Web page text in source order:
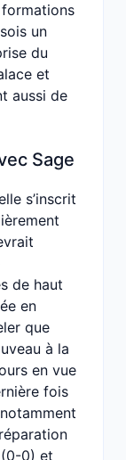
un
du
et
aussi de
Sage
s’inscrit
de haut
en
que
à la
en vue
fois
0) et